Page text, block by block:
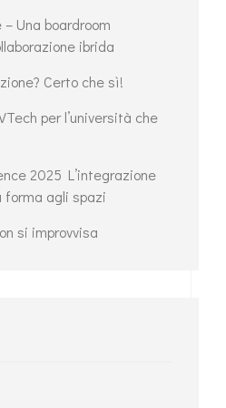
Una boardroom
ibrida
Certo che sì!
per l’università che
2025 L’integrazione
forma agli spazi
si improvvisa